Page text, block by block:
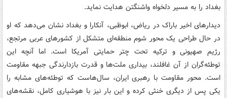
بغداد را به مسیر دلخواه واشنگتن هدایت نماید.
دیدارهای اخیر باراک در ریاض، ابوظبی، آنکارا و بغداد نشان می‌دهد که او
در حال طراحی یک محور شوم منطقه‌ای متشکل از کشورهای عربی مرتجع،
رژیم صهیونی و ترکیه تحت چتر حمایتی آمریکا است. اما آنچه این
توطئه‌گران از آن غافلند، بیداری ملت‌ها و قدرت بازدارندگی جبهه مقاومت
است. محور مقاومت با رهبری ایران، سال‌هاست که توطئه‌های مشابه را
یکی پس از دیگری خنثی کرده و این بار نیز با هوشیاری کامل، نقشه‌های